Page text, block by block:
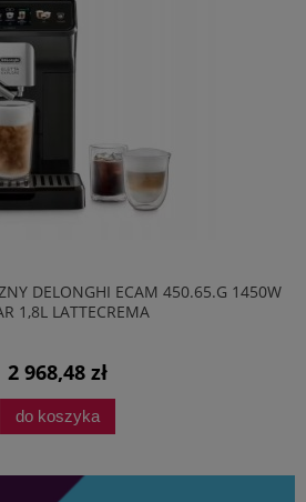
DELONGHI ECAM 450.65.G 1450W
1,8L LATTECREMA
2 968,48 zł
do koszyka